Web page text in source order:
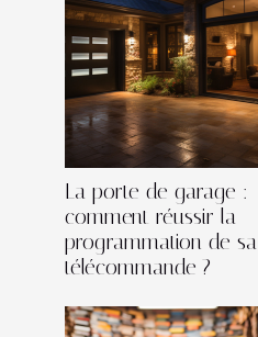
La porte de garage :
comment réussir la
programmation de sa
télécommande ?